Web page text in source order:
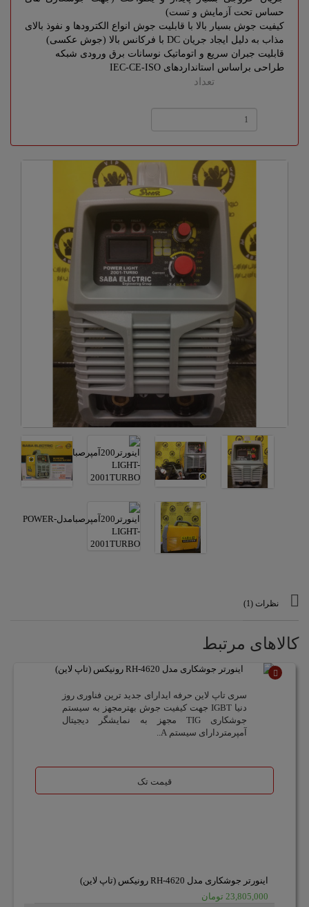
حساس تحت آزمایش و تست)
کیفیت جوش بسیار بالا با قابلیت جوش انواع الکترودها و نفوذ بالای
مذاب به دلیل ایجاد جریان DC با فرکانس بالا (جوش عکسی)
قابلیت جبران سریع و اتوماتیک نوسانات برق ورودی شبکه
طراحی براساس استانداردهای IEC-CE-ISO
تعداد
نظرات (1)
کالاهای مرتبط
سری تاپ لاین حرفه ایدارای جدید ترین فناوری روز
دنیا IGBT جهت کیفیت جوش بهترمجهز به سیستم
جوشکاری TIG مجهز به نمایشگر دیجیتال
آمپرمتردارای سیستم A..
قیمت تک
اینورتر جوشکاری مدل RH-4620 رونیکس (تاپ لاین)
23,805,000 تومان